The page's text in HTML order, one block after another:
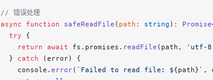
// 错误处理
async function safeReadFile ( path : string ) : Promise
  try
{
    return
await fs.promises. readFile (path, 'utf-
  }
catch (error) {
    console.
error( `Failed to read file: ${path}` ,